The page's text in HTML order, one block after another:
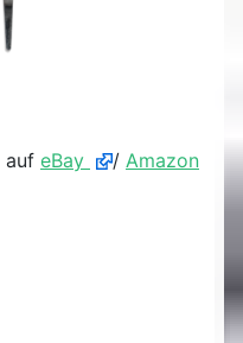
auf eBay / Amazon